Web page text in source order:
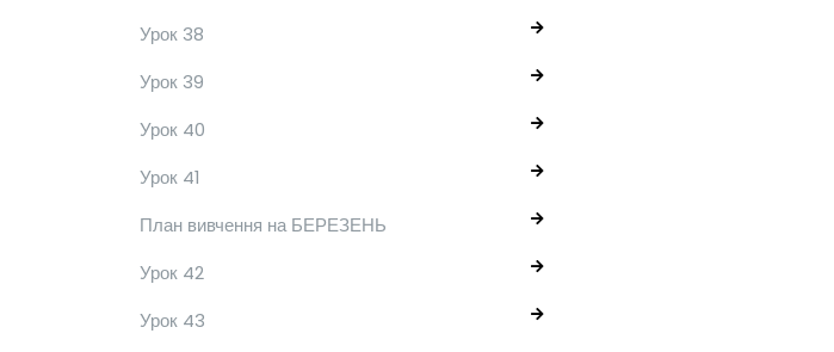
Урок 38
Урок 39
Урок 40
Урок 41
План вивчення на БЕРЕЗЕНЬ
Урок 42
Урок 43